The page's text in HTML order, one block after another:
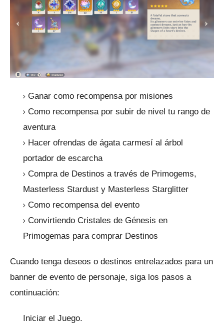
Ganar como recompensa por misiones
Como recompensa por subir de nivel tu rango de
aventura
Hacer ofrendas de ágata carmesí al árbol
portador de escarcha
Compra de Destinos a través de Primogems,
Masterless Stardust y Masterless Starglitter
Como recompensa del evento
Convirtiendo Cristales de Génesis en
Primogemas para comprar Destinos
Cuando tenga deseos o destinos entrelazados para un
banner de evento de personaje, siga los pasos a
continuación:
Iniciar el Juego.